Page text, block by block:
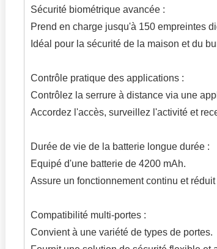
Sécurité biométrique avancée :
Prend en charge jusqu'à 150 empreintes
Idéal pour la sécurité de la maison et du
Contrôle pratique des applications :
Contrôlez la serrure à distance via une
Accordez l'accès, surveillez l'activité et
Durée de vie de la batterie longue durée :
Equipé d'une batterie de 4200 mAh.
Assure un fonctionnement continu et
Compatibilité multi-portes :
Convient à une variété de types de portes.